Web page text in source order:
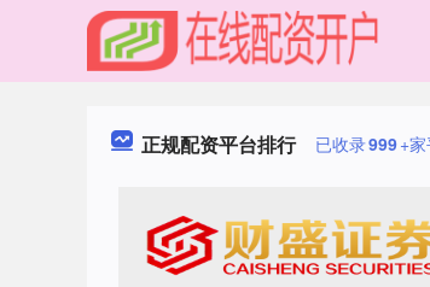
正规配资平台排行 已收录999+